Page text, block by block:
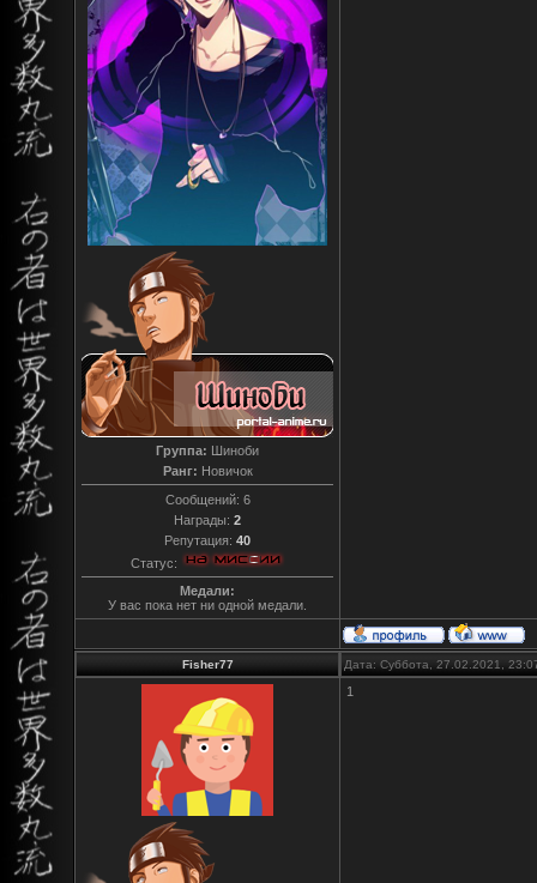
Группа: Шиноби
Ранг: Новичок
Сообщений: 6
Награды: 2
Репутация: 40
Статус:
Медали:
У вас пока нет ни одной медали.
Fisher77 Дата: Суббота, 27.02.2021,
1